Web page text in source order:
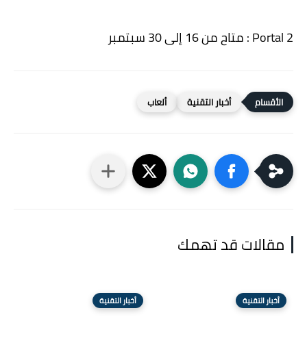
Portal 2 : متاح من 16 إلى 30 سبتمبر
أخبار التقنية ألعاب
مقالات قد تهمك
أخبار التقنية أخبار التقنية